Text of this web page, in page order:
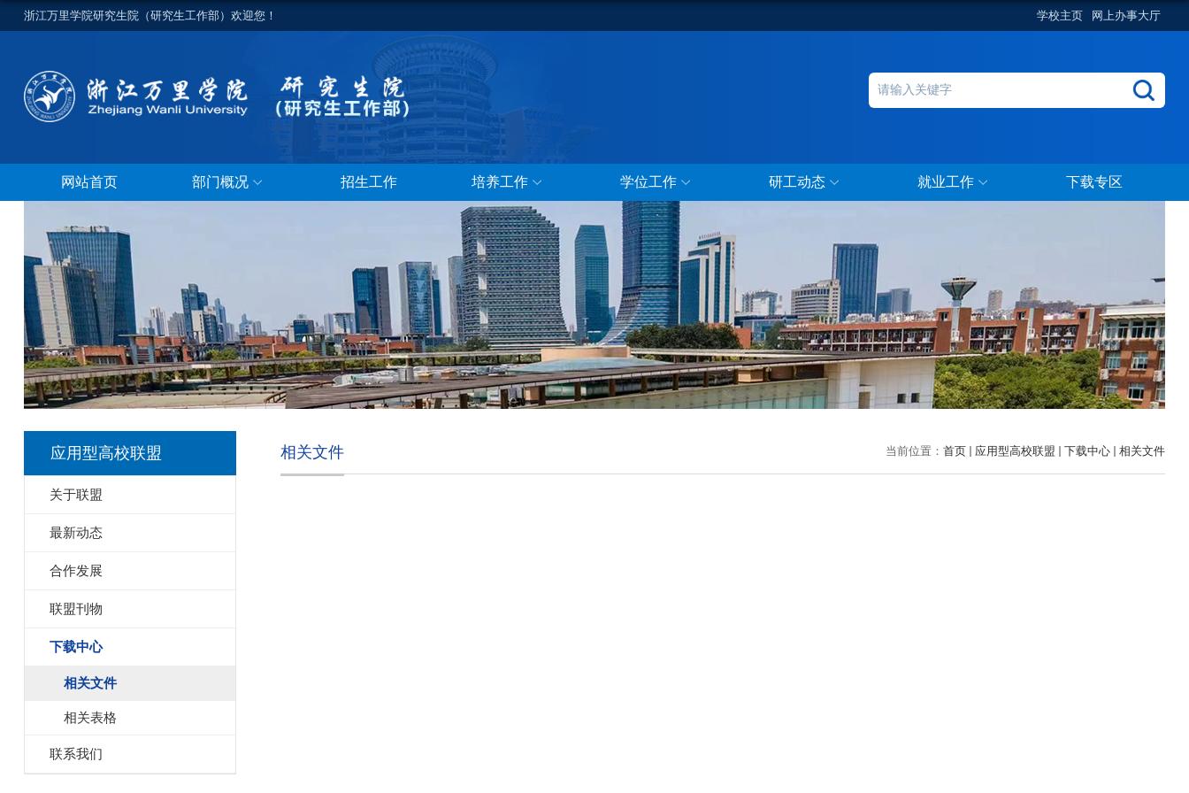
浙江万里学院研究生院（研究生工作部）欢迎您！ 学校主页 网上办事大厅
网站首页 部门概况 招生工作 培养工作 学位工作 研工动态 就业工作 下载专区
应用型高校联盟
关于联盟
最新动态
合作发展
联盟刊物
下载中心
相关文件
相关表格
联系我们
当前位置： 首页 应用型高校联盟 下载中心 相关文件
相关文件